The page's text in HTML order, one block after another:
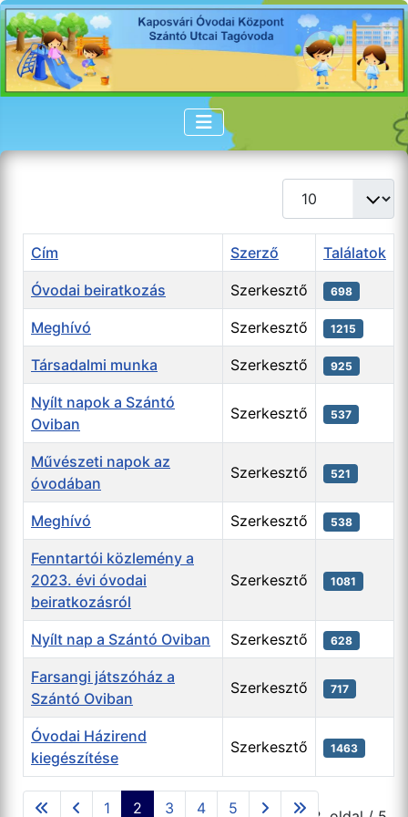
Tételek #
Cikkek
Cím Szerző Találatok
Óvodai beiratkozás Szerkesztő 698
Meghívó Szerkesztő 1215
Társadalmi munka Szerkesztő 925
Nyílt napok a Szántó
Oviban
Szerkesztő 537
Művészeti napok az
óvodában
Szerkesztő 521
Meghívó Szerkesztő 538
Fenntartói közlemény a
2023. évi óvodai
beiratkozásról
Szerkesztő 1081
Nyílt nap a Szántó Oviban Szerkesztő 628
Farsangi játszóház a
Szántó Oviban
Szerkesztő 717
Óvodai Házirend
kiegészítése
Szerkesztő 1463
1 2 3 4 5